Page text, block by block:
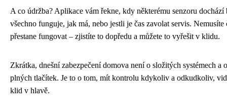
A co údržba? Aplikace vám řekne, kdy některému senzoru dochází
všechno funguje, jak má, nebo jestli je čas zavolat servis. Nemusíte
přestane fungovat – zjistíte to dopředu a můžete to vyřešit v klidu.
Zkrátka, dnešní zabezpečení domova není o složitých systémech a
plných tlačítek. Je to o tom, mít kontrolu kdykoliv a odkudkoliv,
klid v hlavě.